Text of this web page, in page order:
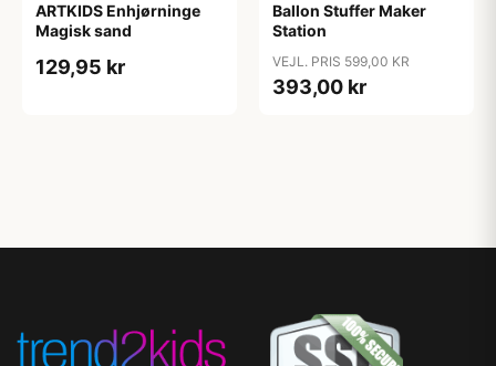
ARTKIDS Enhjørninge
Magisk sand
129,95 kr
Ballon Stuffer Maker
Station
VEJL. PRIS 599,00 KR
393,00 kr